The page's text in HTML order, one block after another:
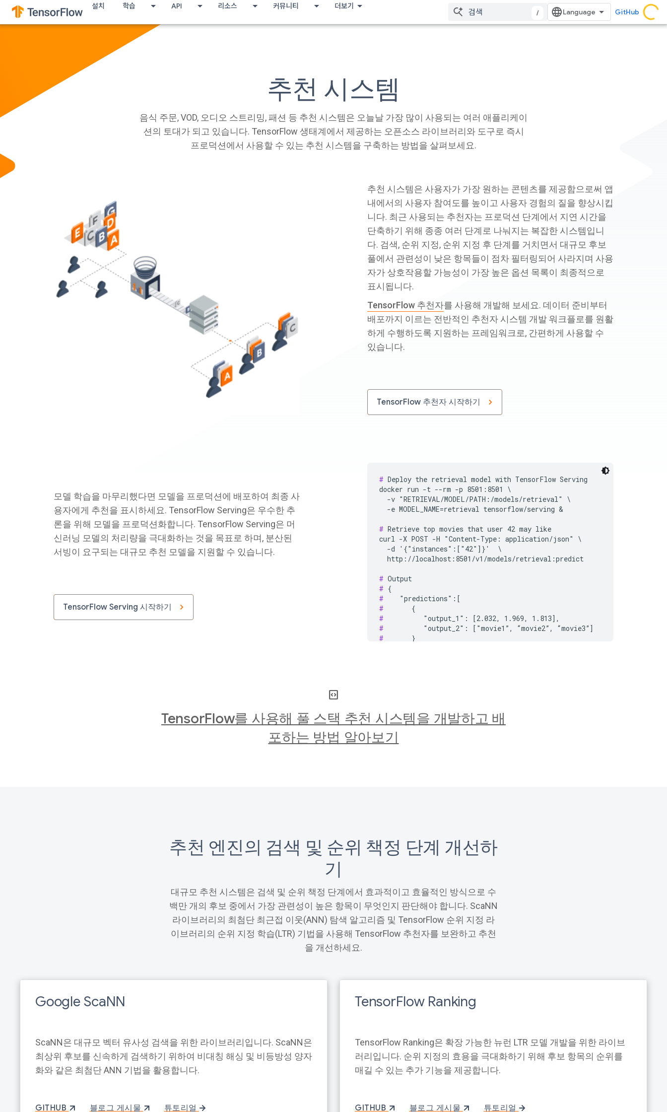
설치 학습 API 리소스 커뮤니티 더보기
/ GitHub
추천 시스템
음식 주문, VOD, 오디오 스트리밍, 패션 등 추천 시스템은 오늘날 가장 많이 사용되는 여러 애플리케이
션의 토대가 되고 있습니다. TensorFlow 생태계에서 제공하는 오픈소스 라이브러리와 도구로 즉시
프로덕션에서 사용할 수 있는 추천 시스템을 구축하는 방법을 살펴보세요.
추천 시스템은 사용자가 가장 원하는 콘텐츠를 제공함으로써 앱
내에서의 사용자 참여도를 높이고 사용자 경험의 질을 향상시킵
니다. 최근 사용되는 추천자는 프로덕션 단계에서 지연 시간을
단축하기 위해 종종 여러 단계로 나눠지는 복잡한 시스템입니
다. 검색, 순위 지정, 순위 지정 후 단계를 거치면서 대규모 후보
풀에서 관련성이 낮은 항목들이 점차 필터링되어 사라지며 사용
자가 상호작용할 가능성이 가장 높은 옵션 목록이 최종적으로
표시됩니다.
TensorFlow 추천자를 사용해 개발해 보세요. 데이터 준비부터
배포까지 이르는 전반적인 추천자 시스템 개발 워크플로를 원활
하게 수행하도록 지원하는 프레임워크로, 간편하게 사용할 수
있습니다.
TensorFlow 추천자 시작하기
모델 학습을 마무리했다면 모델을 프로덕션에 배포하여 최종 사
용자에게 추천을 표시하세요. TensorFlow Serving은 우수한 추
론을 위해 모델을 프로덕션화합니다. TensorFlow Serving은 머
신러닝 모델의 처리량을 극대화하는 것을 목표로 하며, 분산된
서빙이 요구되는 대규모 추천 모델을 지원할 수 있습니다.
TensorFlow Serving 시작하기
# Deploy the retrieval model with TensorFlow Serving
docker run -t --rm -p 8501:8501 \
  -v "RETRIEVAL/MODEL/PATH:/models/retrieval" \
  -e MODEL_NAME=retrieval tensorflow/serving &
# Retrieve top movies that user 42 may like
curl -X POST -H "Content-Type: application/json" \
  -d '{"instances":["42"]}'  \
  http://localhost:8501/v1/models/retrieval:predict
#
Output
#
#
#
#
#
#
# Get the prediction score for user 42 and movie 3
curl -X POST -H "Content-Type: application/json" \
  -d '{"instances":[{"user_id":"42", "movie_title":"movie3"}]}' \
code_blocks
TensorFlow를 사용해 풀 스택 추천 시스템을 개발하고 배
포하는 방법 알아보기
추천 엔진의 검색 및 순위 책정 단계 개선하
기
대규모 추천 시스템은 검색 및 순위 책정 단계에서 효과적이고 효율적인 방식으로 수
백만 개의 후보 중에서 가장 관련성이 높은 항목이 무엇인지 판단해야 합니다. ScaNN
라이브러리의 최첨단 최근접 이웃(ANN) 탐색 알고리즘 및 TensorFlow 순위 지정 라
이브러리의 순위 지정 학습(LTR) 기법을 사용해 TensorFlow 추천자를 보완하고 추천
을 개선하세요.
Google ScaNN
ScaNN은 대규모 벡터 유사성 검색을 위한 라이브러리입니다. ScaNN은
최상위 후보를 신속하게 검색하기 위하여 비대칭 해싱 및 비등방성 양자
화와 같은 최첨단 ANN 기법을 활용합니다.
GITHUB 블로그 게시물 튜토리얼
TensorFlow Ranking
TensorFlow Ranking은 확장 가능한 뉴런 LTR 모델 개발을 위한 라이브
러리입니다. 순위 지정의 효용을 극대화하기 위해 후보 항목의 순위를
매길 수 있는 추가 기능을 제공합니다.
GITHUB 블로그 게시물 튜토리얼